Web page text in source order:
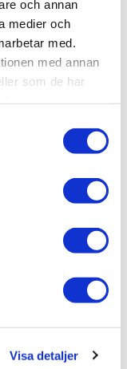
och annan
medier och
med.
med annan
som de har
Visa detaljer
Lägg till